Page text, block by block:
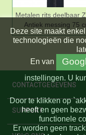
Metalen rits deelbaar
Antiek messing 75
CONTACTGEGEVENS
SUPPORT
Deze site maakt
technologieën die
En van
instellingen. U
Door te klikken op
heeft en geen
functionele
Er worden geen